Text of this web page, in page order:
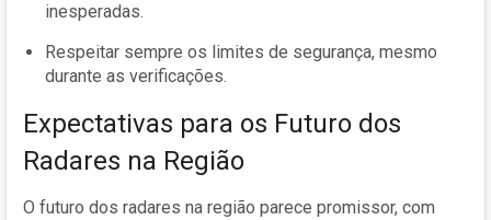
inesperadas.
Respeitar sempre os limites de segurança, mesmo
durante as verificações.
Expectativas para os Futuro dos
Radares na Região
O futuro dos radares na região parece promissor, com